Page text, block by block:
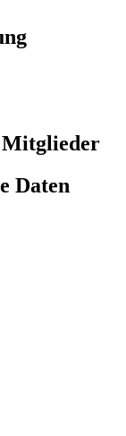
Mitglieder
Daten